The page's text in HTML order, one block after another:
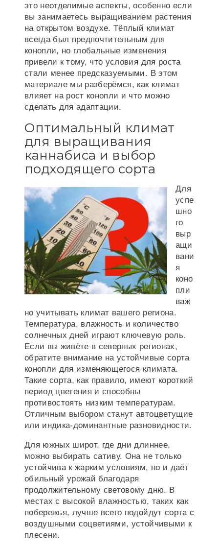
это неотделимые аспекты, особенно если
вы занимаетесь выращиванием растения
на открытом воздухе. Тёплый климат
всегда был предпочтительным для
конопли, но глобальные изменения
привели к тому, что условия для роста
стали менее предсказуемыми. В этом
материале мы разберёмся, как климат
влияет на рост конопли и что можно
сделать для адаптации.
Оптимальный климат
для выращивания
каннабиса и выбор
подходящего сорта
Для
успе
шно
го
выр
ащи
вани
я
коно
пли
важ
но учитывать климат вашего региона.
Температура, влажность и количество
солнечных дней играют ключевую роль.
Если вы живёте в северных регионах,
обратите внимание на устойчивые сорта
конопли для изменяющегося климата.
Такие сорта, как правило, имеют короткий
период цветения и способны
противостоять низким температурам.
Отличным выбором станут автоцветущие
или индика-доминантные разновидности.
Для южных широт, где дни длиннее,
можно выбирать сативу. Она не только
устойчива к жарким условиям, но и даёт
обильный урожай благодаря
продолжительному световому дню. В
местах с высокой влажностью, таких как
побережья, лучше всего подойдут сорта с
воздушными соцветиями, устойчивыми к
плесени.